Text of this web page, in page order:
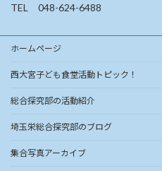
TEL 048-624-6488
ホームページ
西大宮子ども食堂活動トピック！
総合探究部の活動紹介
埼玉栄総合探究部のブログ
集合写真アーカイブ